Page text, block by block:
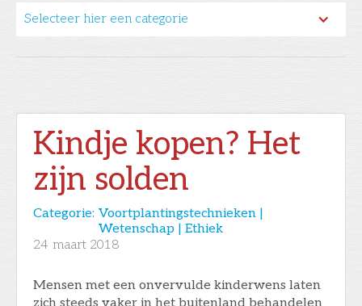
Selecteer hier een categorie
Kindje kopen? Het
zijn solden
Categorie: Voortplantingstechnieken |
Wetenschap | Ethiek
24 maart 2018
Mensen met een onvervulde kinderwens laten